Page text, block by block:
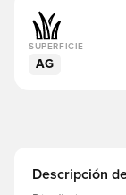
SUPERFICIE
AG
Descripción